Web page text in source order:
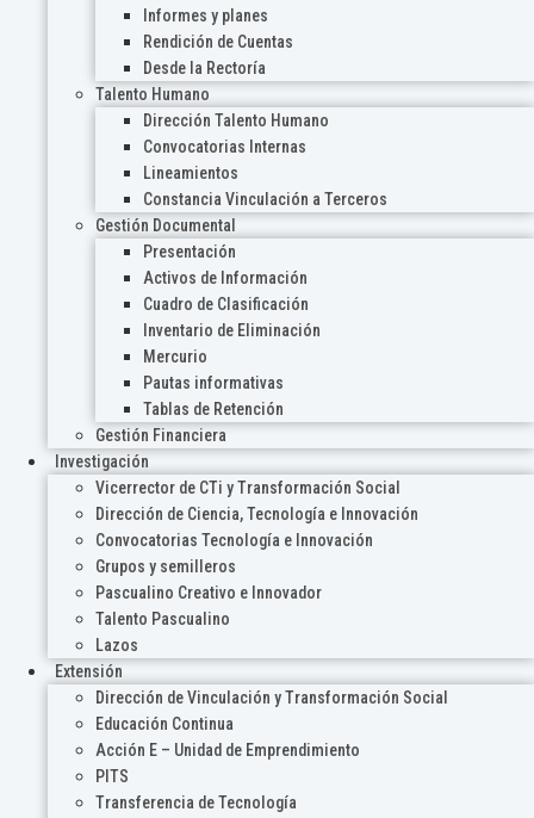
Informes y planes
Rendición de Cuentas
Desde la Rectoría
Talento Humano
Dirección Talento Humano
Convocatorias Internas
Lineamientos
Constancia Vinculación a Terceros
Gestión Documental
Presentación
Activos de Información
Cuadro de Clasificación
Inventario de Eliminación
Mercurio
Pautas informativas
Tablas de Retención
Gestión Financiera
Investigación
Vicerrector de CTi y Transformación Social
Dirección de Ciencia, Tecnología e Innovación
Convocatorias Tecnología e Innovación
Grupos y semilleros
Pascualino Creativo e Innovador
Talento Pascualino
Lazos
Extensión
Dirección de Vinculación y Transformación Social
Educación Continua
Acción E – Unidad de Emprendimiento
PITS
Transferencia de Tecnología